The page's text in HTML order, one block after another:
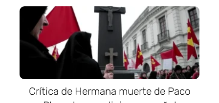
Crítica de Hermana muerte de Paco